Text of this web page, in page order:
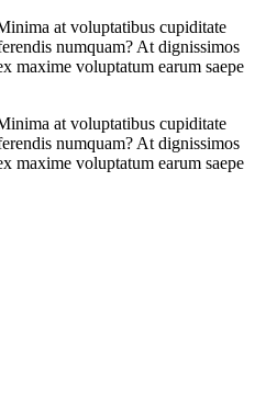
at voluptatibus cupiditate
numquam? At dignissimos
maxime voluptatum earum saepe
at voluptatibus cupiditate
numquam? At dignissimos
maxime voluptatum earum saepe